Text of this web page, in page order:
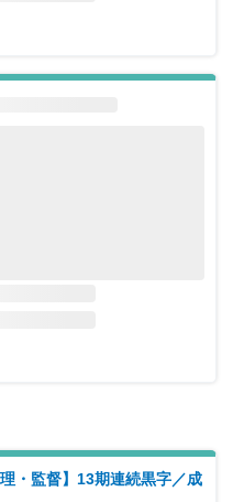
・監督】13期連続黒字／成